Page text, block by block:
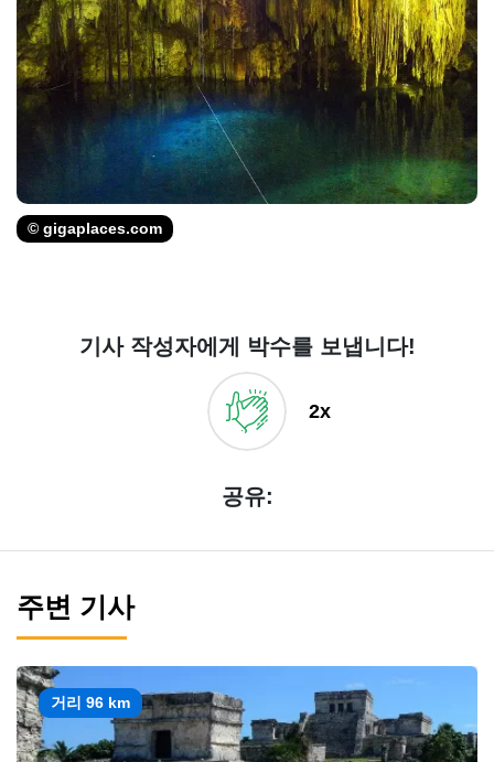
© gigaplaces.com
기사 작성자에게 박수를 보냅니다!
2x
공유:
주변 기사
거리 96 km